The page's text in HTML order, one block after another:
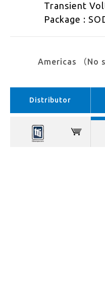
Transient
Package :
Americas （No
APAC （No
Distributor